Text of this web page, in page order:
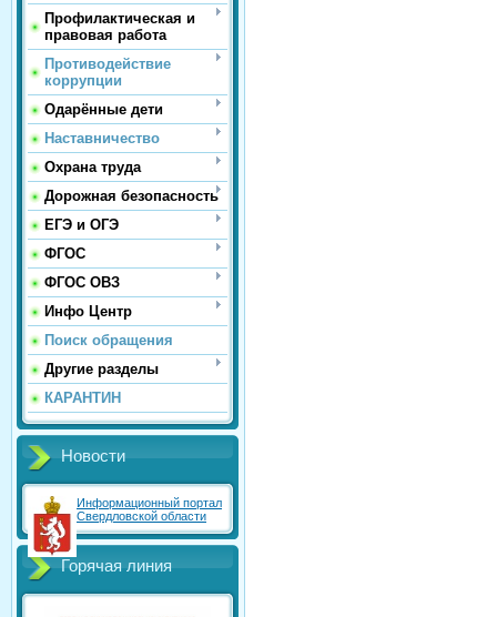
Профилактическая и
правовая работа
Противодействие
коррупции
Одарённые дети
Наставничество
Охрана труда
Дорожная безопасность
ЕГЭ и ОГЭ
ФГОС
ФГОС ОВЗ
Инфо Центр
Поиск обращения
Другие разделы
КАРАНТИН
Новости
Информационный портал
Свердловской области
Горячая линия